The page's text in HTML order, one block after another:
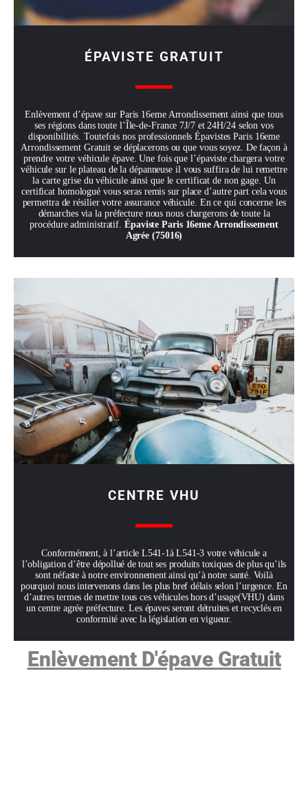
ÉPAVISTE GRATUIT
Enlèvement d’épave sur Paris 16eme Arrondissement ainsi que tous
ses régions dans toute l’Île-de-France 7J/7 et 24H/24 selon vos
disponibilités. Toutefois nos professionnels Épavistes Paris 16eme
Arrondissement Gratuit se déplacerons ou que vous soyez. De façon à
prendre votre véhicule épave. Une fois que l’épaviste chargera votre
véhicule sur le plateau de la dépanneuse il vous suffira de lui remettre
la carte grise du véhicule ainsi que le certificat de non gage. Un
certificat homologué vous seras remis sur place d’autre part cela vous
permettra de résilier votre assurance véhicule. En ce qui concerne les
démarches via la préfecture nous nous chargerons de toute la
procédure administratif. Épaviste Paris 16eme Arrondissement
Agrée (75016)
CENTRE VHU
Conformément, à l’article L541-1à L541-3 votre véhicule a
l’obligation d’être dépollué de tout ses produits toxiques de plus qu’ils
sont néfaste à notre environnement ainsi qu’à notre santé. Voilà
pourquoi nous intervenons dans les plus bref délais selon l’urgence. En
d’autres termes de mettre tous ces véhicules hors d’usage(VHU) dans
un centre agrée préfecture. Les épaves seront détruites et recyclés en
conformité avec la législation en vigueur.
Enlèvement D'épave Gratuit